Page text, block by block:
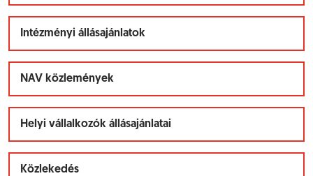
Intézményi állásajánlatok
NAV közlemények
Helyi vállalkozók állásajánlatai
Közlekedés